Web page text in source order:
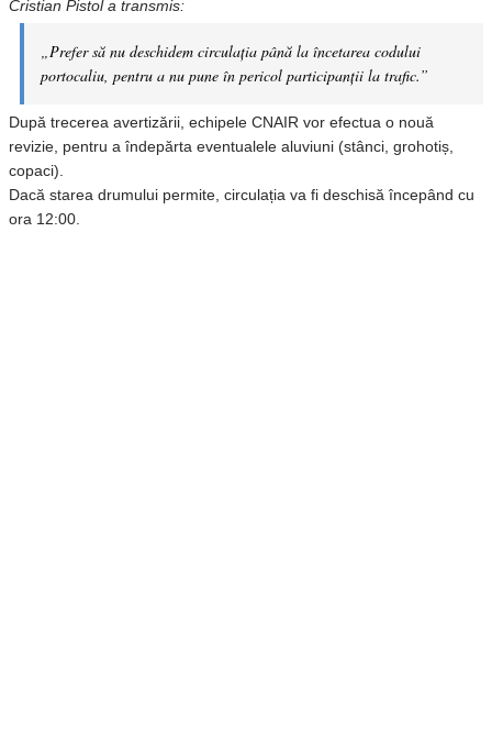
Cristian Pistol a transmis:
„Prefer să nu deschidem circulația până la încetarea codului
portocaliu, pentru a nu pune în pericol participanții la trafic.”
După trecerea avertizării, echipele CNAIR vor efectua o nouă
revizie, pentru a îndepărta eventualele aluviuni (stânci, grohotiș,
copaci).
Dacă starea drumului permite, circulația va fi deschisă începând cu
ora 12:00.